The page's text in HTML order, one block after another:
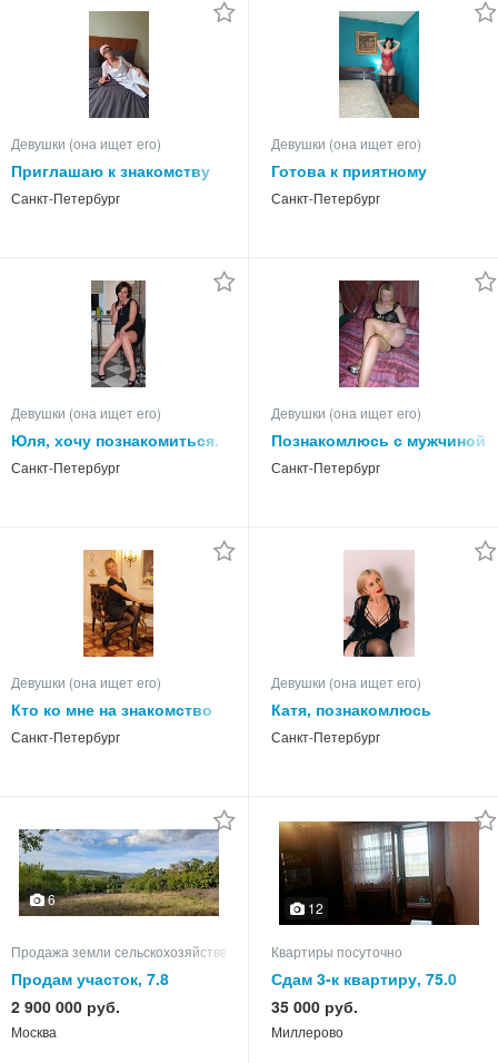
Девушки (она ищет его)
Приглашаю к знакомству
Санкт-Петербург
Девушки (она ищет его)
Готова к приятному
знакомству
Санкт-Петербург
Девушки (она ищет его)
Юля, хочу познакомиться.
Санкт-Петербург
Девушки (она ищет его)
Познакомлюсь с мужчиной
Санкт-Петербург
Девушки (она ищет его)
Кто ко мне на знакомство
Санкт-Петербург
Девушки (она ищет его)
Катя, познакомлюсь
Санкт-Петербург
6
Продажа земли сельскохозяйственного назначения
Продам участок, 7.8
2 900 000 руб.
Москва
12
Квартиры посуточно
Сдам 3-к квартиру, 75.0
кв.м, этаж 2 из 2
35 000 руб.
Миллерово